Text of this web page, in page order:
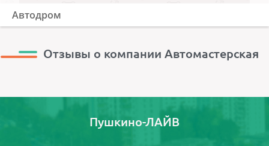
Автодром
Отзывы о компании Автомастерская
Пушкино-ЛАЙВ